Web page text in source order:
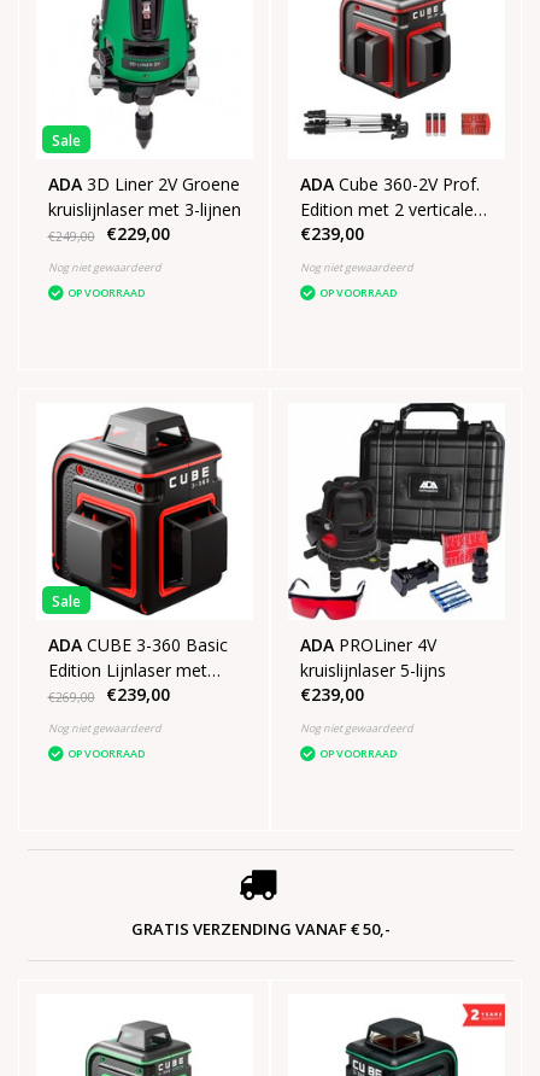
Sale
ADA 3D Liner 2V Groene
kruislijnlaser met 3-lijnen
€249,00 €229,00
Nog niet gewaardeerd
OP VOORRAAD
ADA Cube 360-2V Prof.
Edition met 2 verticale
lijnen 1 horizontale lijn
van 360°
€239,00
Nog niet gewaardeerd
OP VOORRAAD
Sale
ADA CUBE 3-360 Basic
Edition Lijnlaser met
3x360° rode lijnen
€269,00 €239,00
Nog niet gewaardeerd
OP VOORRAAD
ADA PROLiner 4V
kruislijnlaser 5-lijns
€239,00
Nog niet gewaardeerd
OP VOORRAAD
GRATIS VERZENDING VANAF € 50,-